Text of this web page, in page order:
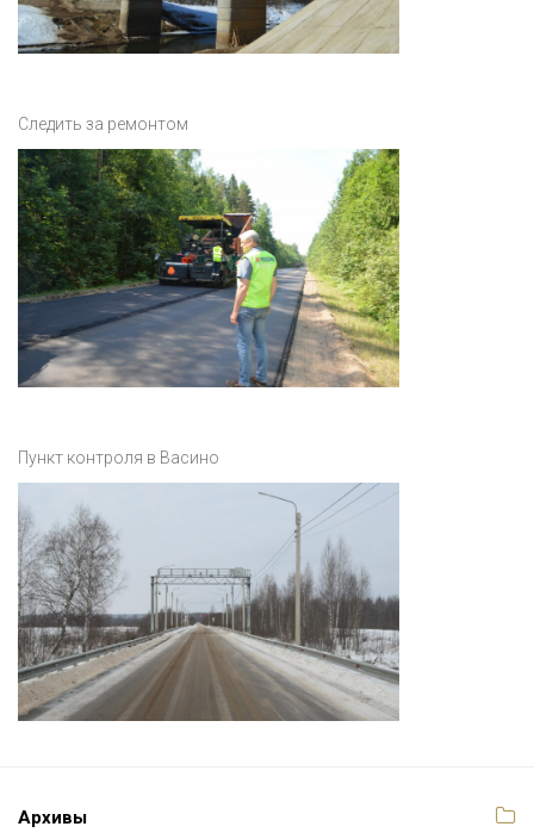
Следить за ремонтом
Пункт контроля в Васино
Архивы